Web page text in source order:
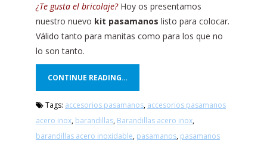
¿Te gusta el bricolaje?Hoy os presentamos
nuestro nuevo kit pasamanos listo para colocar.
Válido tanto para manitas como para los que no
lo son tanto.
CONTINUE READING…
Tags: accesorios pasamanos, accesorios pasamanos
acero inox, barandillas, Barandillas acero inox,
barandillas acero inoxidable, pasamanos, pasamanos